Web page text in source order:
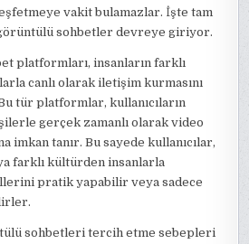
vakit bulamazlar. İşte tam
görüntülü sohbetler devreye giriyor.
platformları, insanların farklı
canlı olarak iletişim kurmasını
tür platformlar, kullanıcıların
gerçek zamanlı olarak video
imkan tanır. Bu sayede kullanıcılar,
farklı kültürden insanlarla
pratik yapabilir veya sadece
sohbetleri tercih etme sebepleri